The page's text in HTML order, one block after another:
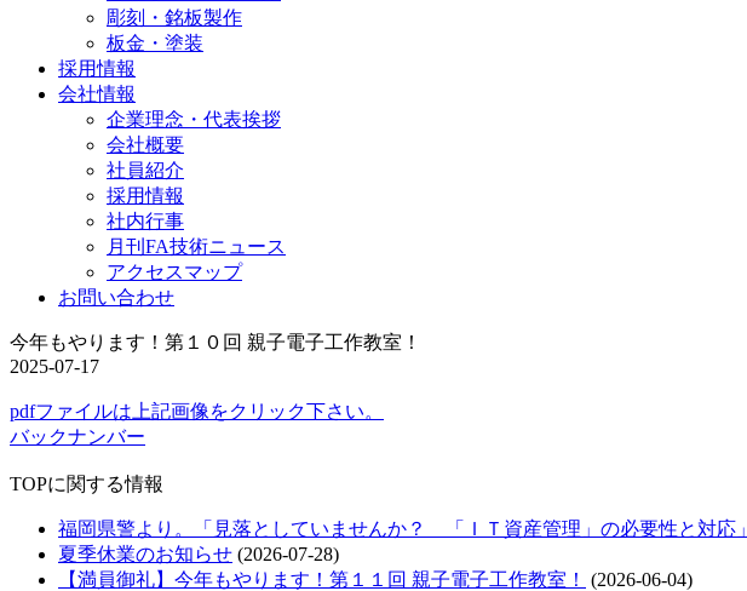
彫刻・銘板製作
板金・塗装
採用情報
会社情報
企業理念・代表挨拶
会社概要
社員紹介
採用情報
社内行事
月刊FA技術ニュース
アクセスマップ
お問い合わせ
今年もやります！第１０回 親子電子工作教室！
2025-07-17
pdfファイルは上記画像をクリック下さい。
バックナンバー
TOPに関する情報
福岡県警より。「見落としていませんか？ 「ＩＴ資産管理」の必要性と対応」
夏季休業のお知らせ (2026-07-28)
【満員御礼】今年もやります！第１１回 親子電子工作教室！
(2026-06-04)